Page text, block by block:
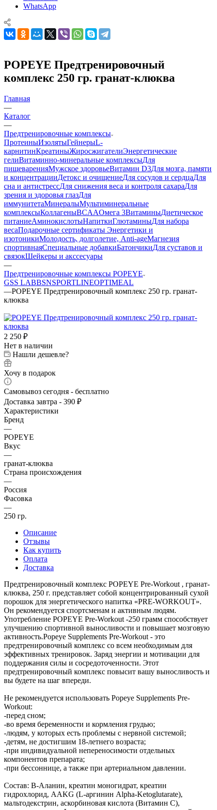
WhatsApp
POPEYE Предтренировочный
комплекс 250 гр. гранат-клюква
Главная
—
Каталог
—
Предтренировочные комплексы
ПротеиныИзолятыГейнерыL-
карнитинКреатиныЖиросжигателиЭнергетические
гелиВитаминно-минеральные комплексыДля
пищеваренияМужское здоровьеВитамин D3Для мозга, памяти
и концентрацииДетокс и очищениеДля сосудов и сердцаДля
сна и антистрессДля снижения веса и контроля сахараДля
зрения и здоровья глазДля
иммунитетаМинералыМультиминеральные
комплексыКоллагеныBCAAОмега 3ВитаминыДиетическое
питаниеАминокислотыНапиткиГлютаминыДля набора
весаПодарочные сертификаты Энергетики и
изотоникиМолодость, долголетие, Anti-ageМагнезия
спортивнаяСпециальные добавкиБатончикиДля суставов и
связокШейкеры и акссесуары
—
Предтренировочные комплексы POPEYE
GSS LABBSNSPORTLINEOPTIMEAL
—POPEYE Предтренировочный комплекс 250 гр. гранат-
клюква
2 250 ₽
Нет в наличии
Нашли дешевле?
Хочу в подарок
Самовывоз сегодня - бесплатно
Доставка завтра - 390 ₽
Характеристики
Бренд
—
POPEYE
Вкус
—
гранат-клюква
Страна происхождения
—
Россия
Фасовка
—
250 гр.
Описание
Отзывы
Как купить
Оплата
Доставка
Предтренировочный комплекс POPEYE Pre-Workout , гранат-
клюква, 250 г. представляет собой концентрированный сухой
порошок для энергетического напитка «PRE-WORKOUT».
Он рекомендуется спортсменам и активным людям.
Употребление POPEYE Pre-Workout -250 грамм способствует
улучшению спортивной выносливости и повышает мозговую
активность.Popeye Supplements Pre-Workout - это
предтренировочный комплекс со всем необходимым для
эффективных тренировок. Заряд энергии и мотивации для
поддержания силы и сосредоточенности. Этот
предтренировочный комплекс повысит вашу выносливость и
вы будете на шаг впереди.
Не рекомендуется использовать Popeye Supplements Pre-
Workout:
-перед сном;
-во время беременности и кормления грудью;
-людям, у которых есть проблемы с нервной системой;
-детям, не достигшим 18-летнего возраста;
-при индивидуальной непереносимости отдельных
компонентов препарата;
-при бессоннице, а также при артериальном давлении.
Состав: B-Аланин, креатин моногидрат, креатин
гидрохлорид, AAKG (L-аргинин Alpha-Ketoglutarate),
мальтодекстрин, аскорбиновая кислота (Витамин C),